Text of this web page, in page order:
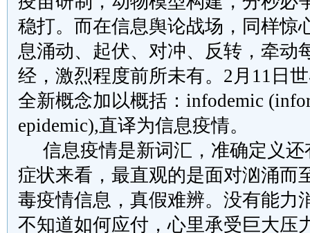
稳打。而在信息舆论战场，同样惊
息涌动、起伏、对冲、反转，牵动
经，激烈程度前所未有。 2 月 11 日
全新概念加以概括： infodemic
epidemic),直译为信息疫情。
信息疫情是新词汇，准确定义
症状来看，最直观的是面对汹涌而
毒疫情信息，真假难辨。没有能力
不知道如何应付，心里承受巨大压